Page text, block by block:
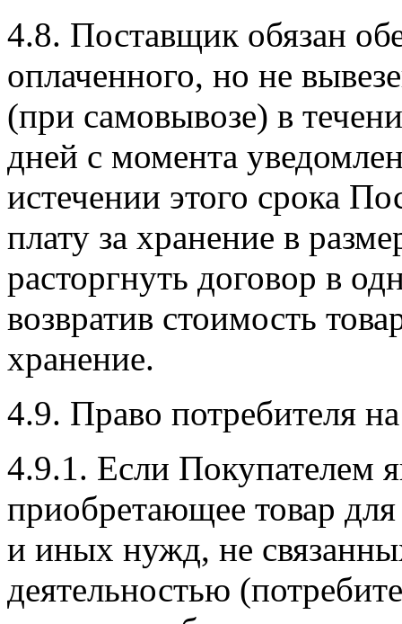
4.8. Поставщик обязан
оплаченного, но не
(при самовывозе) в
дней с момента
истечении этого срока
плату за хранение в
расторгнуть договор в
возвратив стоимость
хранение.
4.9. Право потребителя на
4.9.1. Если Покупателем
приобретающее товар
и иных нужд, не
деятельностью